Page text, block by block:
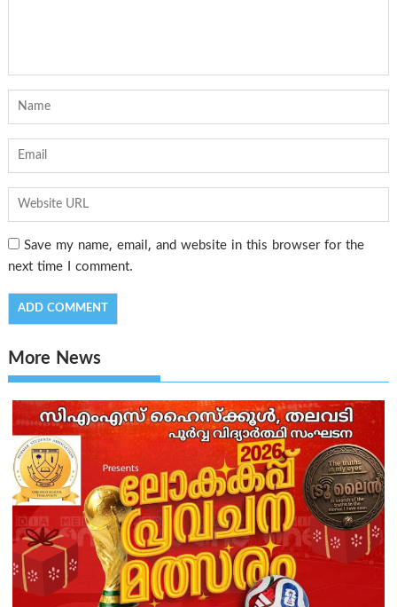
Save my name, email, and website in this browser for the
next time I comment.
More News